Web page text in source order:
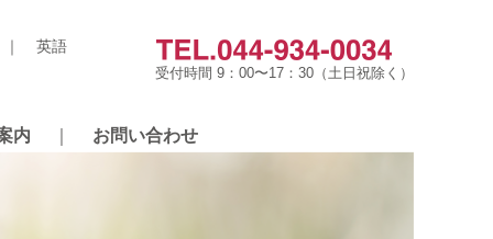
受付時間 9：00〜17：30（土日祝除く）
英語
内 お問い合わせ